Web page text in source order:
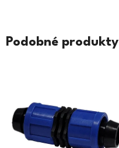
Podobné produkty